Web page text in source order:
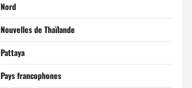
Nord
Nouvelles de Thaïlande
Pattaya
Pays francophones